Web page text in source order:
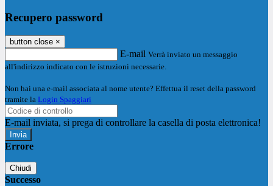
Recupero password
button close ×
E-mail Verrà inviato un messaggio
all'indirizzo indicato con le istruzioni necessarie.
Non hai una e-mail associata al nome utente? Effettua il reset della password
tramite la Login Spaggiari
E-mail inviata, si prega di controllare la casella di posta elettronica!
Errore
Chiudi
Successo